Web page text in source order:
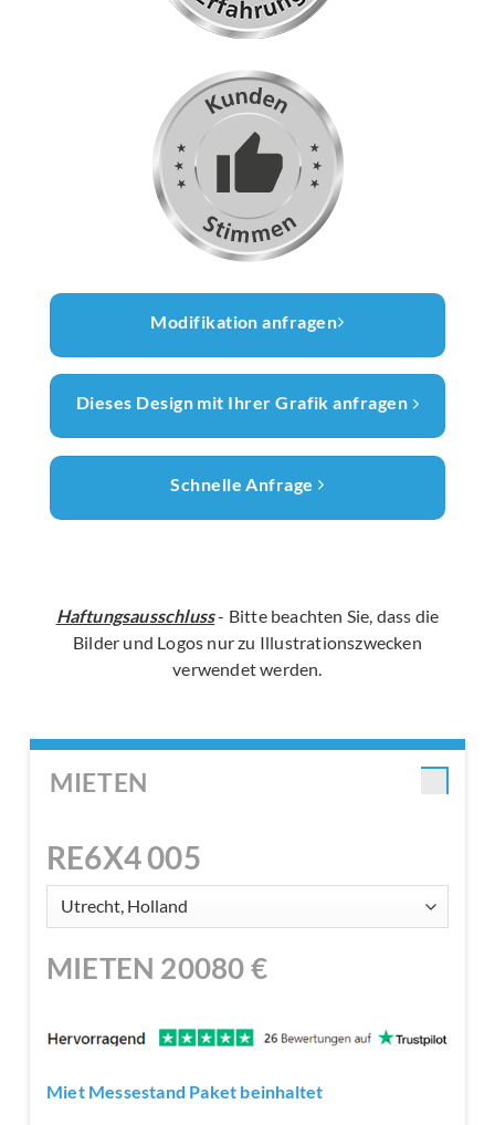
Modifikation anfragen
Dieses Design mit Ihrer Grafik anfragen
Schnelle Anfrage
Haftungsausschluss- Bitte beachten Sie, dass die
Bilder und Logos nur zu Illustrationszwecken
verwendet werden.
MIETEN
RE6X4 005
MIETEN 20080€
Miet Messestand Paket beinhaltet